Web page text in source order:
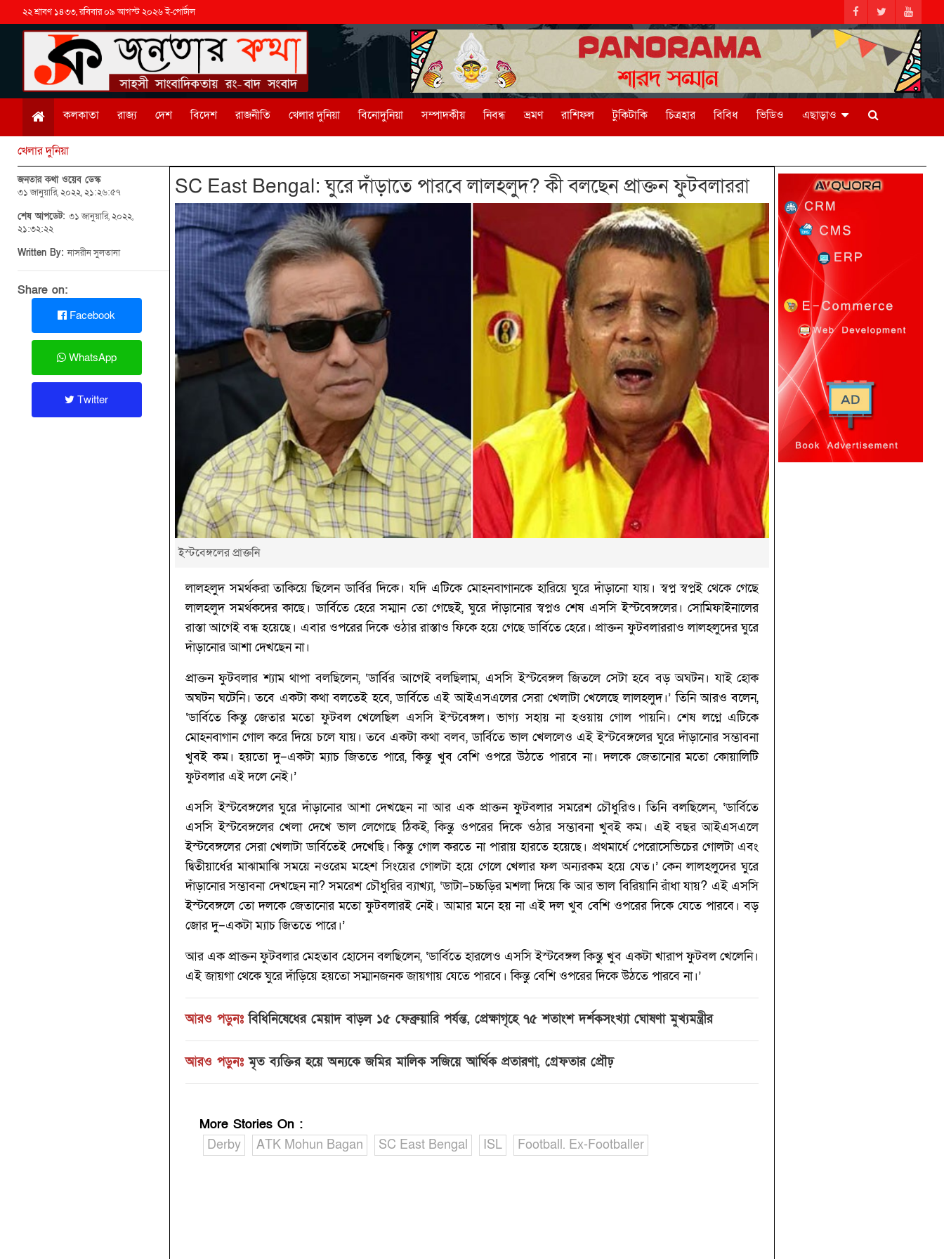
২২ শ্রাবণ ১৪৩৩, রবিবার ০৯ আগস্ট ২০২৬ ই-পোর্টাল
কলকাতা রাজ্য দেশ বিদেশ রাজনীতি খেলার দুনিয়া বিনোদুনিয়া সম্পাদকীয় নিবন্ধ ভ্রমণ রাশিফল টুকিটাকি চিত্রহার বিবিধ ভিডিও এছাড়াও
খেলার দুনিয়া
জনতার কথা ওয়েব ডেস্ক
৩১ জানুয়ারি, ২০২২, ২১:২৬:৫৭
শেষ আপডেট: ৩১ জানুয়ারি, ২০২২,
২১:৩২:২২
Written By:নাসরীন সুলতানা
Share on:
Facebook
WhatsApp
Twitter
SC East Bengal: ‌ঘুরে দাঁড়াতে পারবে লালহলুদ?‌ কী বলছেন প্রাক্তন ফুটবলাররা
ইস্টবেঙ্গলের প্রাক্তনি
লালহলুদ সমর্থকরা তাকিয়ে ছিলেন ডার্বির দিকে। যদি এটিকে মোহনবাগানকে হারিয়ে ঘুরে দাঁড়ানো যায়। স্বপ্ন স্বপ্নই থেকে গেছে
লালহলুদ সমর্থকদের কাছে। ডার্বিতে হেরে সম্মান তো গেছেই, ঘুরে দাঁড়ানোর স্বপ্নও শেষ এসসি ইস্টবেঙ্গলের। সোমিফাইনালের
রাস্তা আগেই বন্ধ হয়েছে। এবার ওপরের দিকে ওঠার রাস্তাও ফিকে হয়ে গেছে ডার্বিতে হেরে। প্রাক্তন ফুটবলাররাও লালহলুদের ঘুরে
দাঁড়ানোর আশা দেখছেন না।
প্রাক্তন ফুটবলার শ্যাম থাপা বলছিলেন, ‘‌ডার্বির আগেই বলছিলাম, এসসি ইস্টবেঙ্গল জিতলে সেটা হবে বড় অঘটন। যাই হোক
অঘটন ঘটেনি। তবে একটা কথা বলতেই হবে, ডার্বিতে এই আইএসএলের সেরা খেলাটা খেলেছে লালহলুদ।’‌ তিনি আরও বলেন,
‘‌ডার্বিতে কিন্তু জেতার মতো ফুটবল খেলেছিল এসসি ইস্টবেঙ্গল। ভাগ্য সহায় না হওয়ায় গোল পায়নি। শেষ লগ্নে এটিকে
মোহনবাগান গোল করে দিয়ে চলে যায়। তবে একটা কথা বলব, ডার্বিতে ভাল খেললেও এই ইস্টবেঙ্গলের ঘুরে দাঁড়ানোর সম্ভাবনা
খুবই কম। হয়তো দু–একটা ম্যাচ জিততে পারে, কিন্তু খুব বেশি ওপরে উঠতে পারবে না। দলকে জেতানোর মতো কোয়ালিটি
ফুটবলার এই দলে নেই।’‌
এসসি ইস্টবেঙ্গলের ঘুরে দাঁড়ানোর আশা দেখছেন না আর এক প্রাক্তন ফুটবলার সমরেশ চৌধুরিও। তিনি বলছিলেন, ‘‌ডার্বিতে
এসসি ইস্টবেঙ্গলের খেলা দেখে ভাল লেগেছে ঠিকই, কিন্তু ওপরের দিকে ওঠার সম্ভাবনা খুবই কম। এই বছর আইএসএলে
ইস্টবেঙ্গলের সেরা খেলাটা ডার্বিতেই দেখেছি। কিন্তু গোল করতে না পারায় হারতে হয়েছে। প্রথমার্ধে পেরোসেভিচের গোলটা এবং
দ্বিতীয়ার্ধের মাঝামাঝি সময়ে নওরেম মহেশ সিংয়ের গোলটা হয়ে গেলে খেলার ফল অন্যরকম হয়ে যেত।’‌ কেন লালহলুদের ঘুরে
দাঁড়ানোর সম্ভাবনা দেখছেন না?‌ সমরেশ চৌধুরির ব্যাখ্যা, ‘‌ডাটা–চচ্চড়ির মশলা দিয়ে কি আর ভাল বিরিয়ানি রাঁধা যায়?‌ এই এসসি
ইস্টবেঙ্গলে তো দলকে জেতানোর মতো ফুটবলারই নেই। আমার মনে হয় না এই দল খুব বেশি ওপরের দিকে যেতে পারবে। বড়
জোর দু–একটা ম্যাচ জিততে পারে।’‌
আর এক প্রাক্তন ফুটবলার মেহতাব হোসেন বলছিলেন, ‘‌ডার্বিতে হারলেও এসসি ইস্টবেঙ্গল কিন্তু খুব একটা খারাপ ফুটবল খেলেনি।
এই জায়গা থেকে ঘুরে দাঁড়িয়ে হয়তো সম্মানজনক জায়গায় যেতে পারবে। কিন্তু বেশি ওপরের দিকে উঠতে পারবে না।’‌
আরও পড়ুনঃ বিধিনিষেধের মেয়াদ বাড়ল ১৫ ফেব্রুয়ারি পর্যন্ত, প্রেক্ষাগৃহে ৭৫ শতাংশ দর্শকসংখ্যা ঘোষণা মুখ্যমন্ত্রীর
আরও পড়ুনঃ মৃত ব্যক্তির হয়ে অন্যকে জমির মালিক সজিয়ে আর্থিক প্রতারণা, গ্রেফতার প্রৌঢ়
More Stories On :
Derby
ATK Mohun Bagan SC East Bengal ISL Football. Ex-Footballer